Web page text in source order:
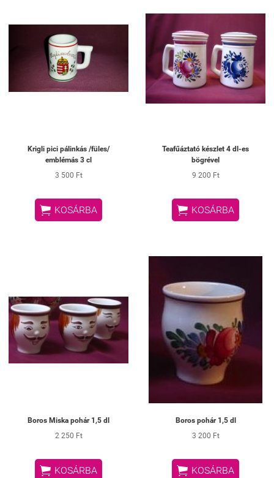
Krigli pici pálinkás /füles/
emblémás 3 cl
3 500 Ft
 KOSÁRBA
Teafűáztató készlet 4 dl-es
bögrével
9 200 Ft
 KOSÁRBA
Boros Miska pohár 1,5 dl
2 250 Ft
 KOSÁRBA
Boros pohár 1,5 dl
3 200 Ft
 KOSÁRBA